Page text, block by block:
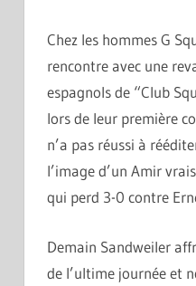
Chez les hommes G
rencontre avec une
espagnols de “Club
lors de leur première
n’a pas réussi à
l’image d’un Amir
qui perd 3-0 contre
Demain Sandweiler
de l’ultime journée et